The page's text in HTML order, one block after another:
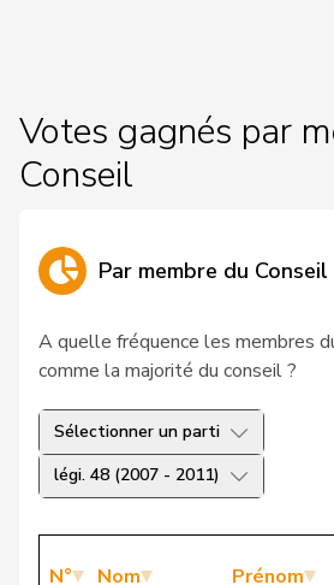
Votes gagnés par
Conseil
Par membre du Conseil
A quelle fréquence les membres
comme la majorité du conseil ?
Sélectionner un parti
légi. 48 (2007 - 2011)
N° Nom Prénom